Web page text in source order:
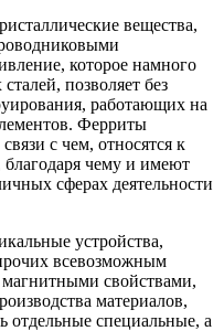
вещества,
которое намного
позволяет без
работающих на
Ферриты
с чем, относятся к
чему и имеют
сферах деятельности
устройства,
всевозможным
свойствами,
материалов,
отдельные специальные, а